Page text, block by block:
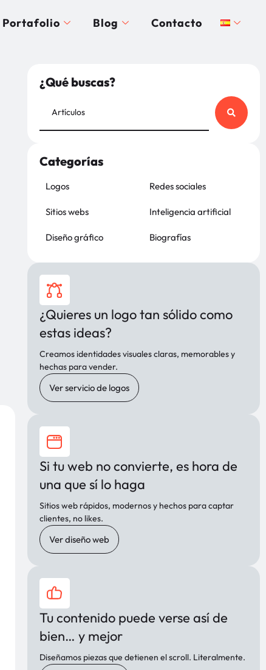
Portafolio Blog Contacto
¿Qué buscas?
Categorías
Logos
Sitios webs
Diseño gráfico
Redes sociales
Inteligencia artificial
Biografías
¿Quieres un logo tan sólido como
estas ideas?
Creamos identidades visuales claras, memorables y
hechas para vender.
Ver servicio de logos
Si tu web no convierte, es hora de
una que sí lo haga
Sitios web rápidos, modernos y hechos para captar
clientes, no likes.
Ver diseño web
Tu contenido puede verse así de
bien… y mejor
Diseñamos piezas que detienen el scroll. Literalmente.